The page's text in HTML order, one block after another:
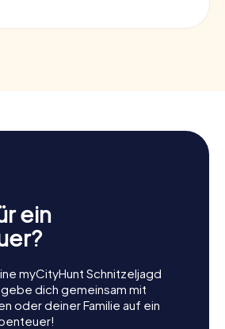
ein
myCityHunt Schnitzeljagd
dich gemeinsam mit
oder deiner Familie auf ein